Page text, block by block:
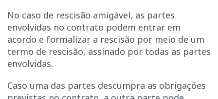
No caso de rescisão amigável, as partes
envolvidas no contrato podem entrar em
acordo e formalizar a rescisão por meio de um
termo de rescisão, assinado por todas as partes
envolvidas.
Caso uma das partes descumpra as obrigações